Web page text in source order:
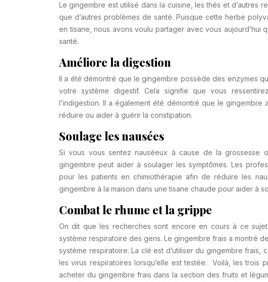
Le gingembre est utilisé dans la cuisine, les thés et d’autres
que d’autres problèmes de santé. Puisque cette herbe
en tisane, nous avons voulu partager avec vous
santé.
Améliore la digestion
Il a été démontré que le gingembre possède des enzymes
votre système digestif. Cela signifie que vous
l’indigestion. Il a également été démontré que le
réduire ou aider à guérir la constipation.
Soulage les nausées
Si vous vous sentez nauséeux à cause de la grossesse
gingembre peut aider à soulager les symptômes. Les
pour les patients en chimiothérapie afin de réduire les
gingembre à la maison dans une tisane chaude pour aider à
Combat le rhume et la grippe
On dit que les recherches sont encore en cours à ce
système respiratoire des gens. Le gingembre frais a montré
système respiratoire. La clé est d’utiliser du gingembre
les virus respiratoires lorsqu’elle est testée. Voilà, les trois
acheter du gingembre frais dans la section des fruits et